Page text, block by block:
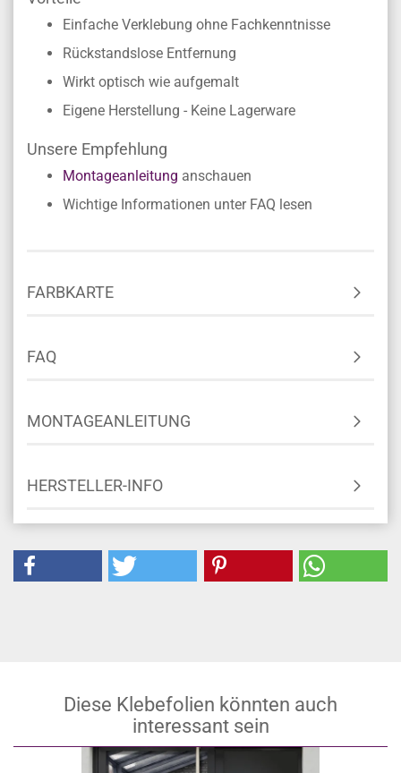
Einfache Verklebung ohne Fachkenntnisse
Rückstandslose Entfernung
Wirkt optisch wie aufgemalt
Eigene Herstellung - Keine Lagerware
Unsere Empfehlung
Montageanleitung anschauen
Wichtige Informationen unter FAQ lesen
FARBKARTE
FAQ
MONTAGEANLEITUNG
HERSTELLER-INFO
Diese Klebefolien könnten auch
interessant sein